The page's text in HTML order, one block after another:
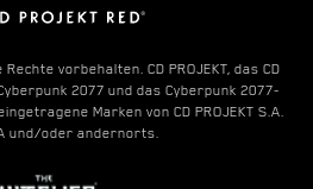
Rechte vorbehalten. CD PROJEKT, das CD
2077 und das Cyberpunk 2077-
Marken von CD PROJEKT S.A.
und/oder andernorts.